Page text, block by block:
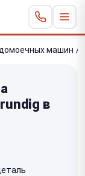
машин /
в